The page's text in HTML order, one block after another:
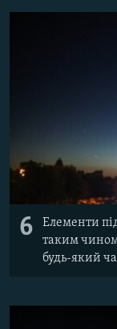
6
Елементи
таким
будь-який